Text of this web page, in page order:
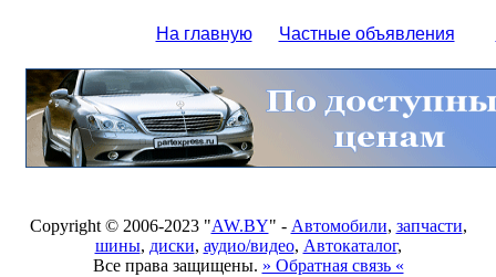
На главную Частные объявления
Copyright © 2006-2023 "AW.BY" - Автомобили, запчасти,
шины, диски, аудио/видео, Автокаталог,
Все права защищены. » Обратная связь «